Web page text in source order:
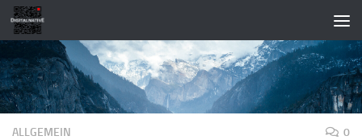
Zum Inhalt springen
ALLGEMEIN 0